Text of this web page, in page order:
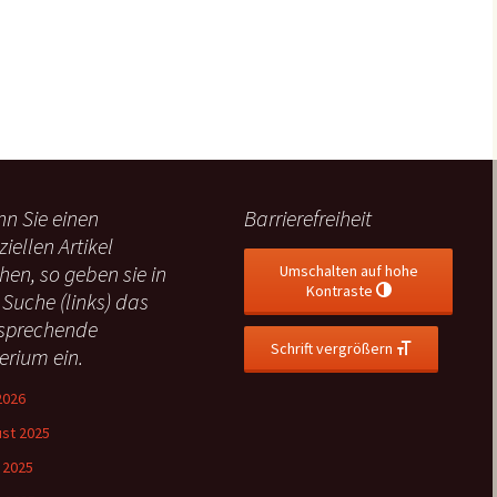
Sie einen
Artikel
so geben sie in
(links) das
ein.
2025
Barrierefreiheit
Umschalten auf hohe
Kontraste
Schrift vergrößern